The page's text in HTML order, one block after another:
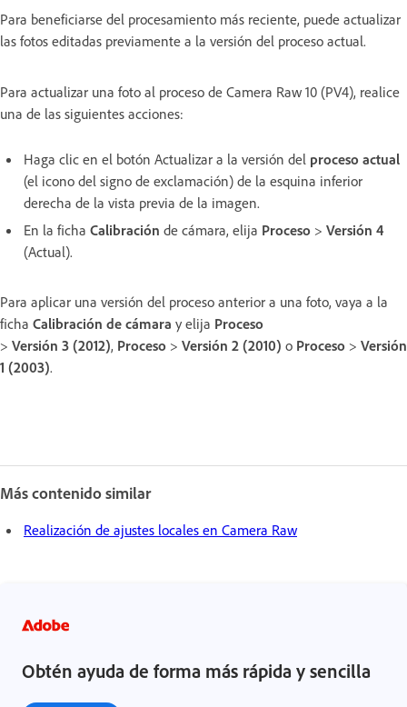
Para beneficiarse del procesamiento más reciente, puede actualizar
las fotos editadas previamente a la versión del proceso actual.
Para actualizar una foto al proceso de Camera Raw 10 (PV4), realice
una de las siguientes acciones:
Haga clic en el botón Actualizar a la versión del proceso actual
(el icono del signo de exclamación) de la esquina inferior
derecha de la vista previa de la imagen.
En la ficha Calibración de cámara, elija Proceso > Versión 4
(Actual).
Para aplicar una versión del proceso anterior a una foto, vaya a la
ficha Calibración de cámara y elija Proceso
> Versión 3 (2012), Proceso > Versión 2 (2010) o Proceso > Versión
1 (2003).
Más contenido similar
Realización de ajustes locales en Camera Raw
Obtén ayuda de forma más rápida y sencilla